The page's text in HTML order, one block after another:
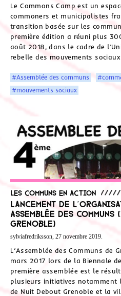
Le Commons Camp est un
commoners et municipalistes
transition basée sur les
première édition a réuni plus
août 2018, dans le cadre de
rebelle des mouvements
#Assemblée des communs
#mouvements sociaux
Les communs en action
Lancement de
Assemblée des Communs
Grenoble)
sylviafredriksson, 27 novembre 2019.
L’Assemblée des Communs de
mars 2017 lors de la Biennale
première assemblée est le
plusieurs initiatives notamment
de Nuit Debout Grenoble et la